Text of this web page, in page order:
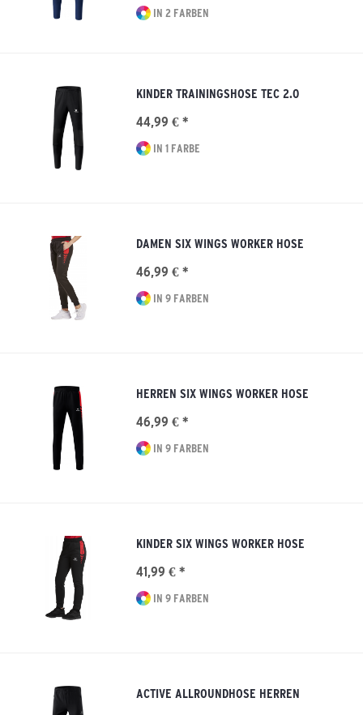
IN 2 FARBEN
KINDER TRAININGSHOSE TEC 2.0
44,99 € *
IN 1 FARBE
DAMEN SIX WINGS WORKER HOSE
46,99 € *
IN 9 FARBEN
HERREN SIX WINGS WORKER HOSE
46,99 € *
IN 9 FARBEN
KINDER SIX WINGS WORKER HOSE
41,99 € *
IN 9 FARBEN
ACTIVE ALLROUNDHOSE HERREN